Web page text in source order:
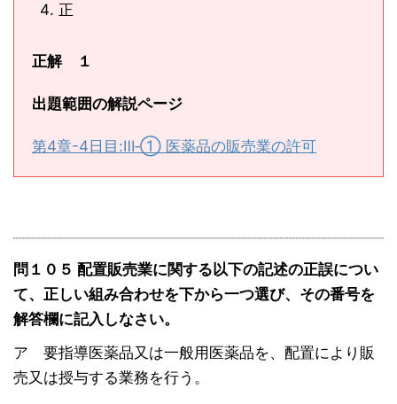
正
正解 １
出題範囲の解説ページ
第4章-4日目:Ⅲ‐① 医薬品の販売業の許可
問１０５ 配置販売業に関する以下の記述の正誤につい
て、正しい組み合わせを下から一つ選び、その番号を
解答欄に記入しなさい。
ア 要指導医薬品又は一般用医薬品を、配置により販
売又は授与する業務を行う。